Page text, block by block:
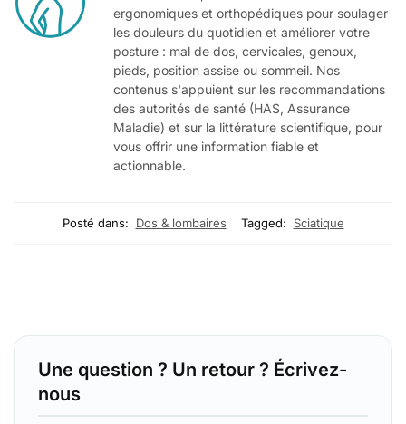
ergonomiques et orthopédiques pour soulager
les douleurs du quotidien et améliorer votre
posture : mal de dos, cervicales, genoux,
pieds, position assise ou sommeil. Nos
contenus s'appuient sur les recommandations
des autorités de santé (HAS, Assurance
Maladie) et sur la littérature scientifique, pour
vous offrir une information fiable et
actionnable.
Posté dans: Dos & lombaires Tagged: Sciatique
Une question ? Un retour ? Écrivez-
nous